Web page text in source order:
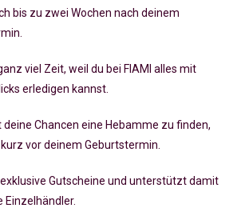
bis zu zwei Wochen nach deinem
viel Zeit, weil du bei FIAMI alles mit
erledigen kannst.
deine Chancen eine Hebamme zu finden,
vor deinem Geburtstermin
Gutscheine und unterstützt damit
Einzelhändler.